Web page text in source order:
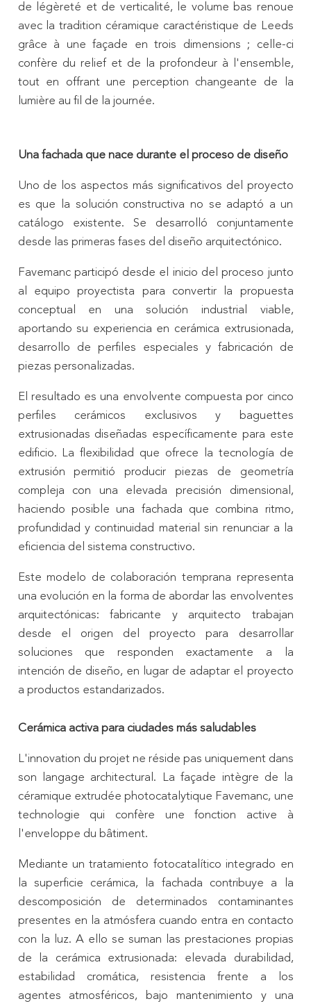
de légèreté et de verticalité, le volume bas renoue
avec la tradition céramique caractéristique de Leeds
grâce à une façade en trois dimensions ; celle-ci
confère du relief et de la profondeur à l'ensemble,
tout en offrant une perception changeante de la
lumière au fil de la journée.
Una fachada que nace durante el proceso de diseño
Uno de los aspectos más significativos del proyecto
es que la solución constructiva no se adaptó a un
catálogo existente. Se desarrolló conjuntamente
desde las primeras fases del diseño arquitectónico.
Favemanc participó desde el inicio del proceso junto
al equipo proyectista para convertir la propuesta
conceptual en una solución industrial viable,
aportando su experiencia en cerámica extrusionada,
desarrollo de perfiles especiales y fabricación de
piezas personalizadas.
El resultado es una envolvente compuesta por cinco
perfiles cerámicos exclusivos y baguettes
extrusionadas diseñadas específicamente para este
edificio. La flexibilidad que ofrece la tecnología de
extrusión permitió producir piezas de geometría
compleja con una elevada precisión dimensional,
haciendo posible una fachada que combina ritmo,
profundidad y continuidad material sin renunciar a la
eficiencia del sistema constructivo.
Este modelo de colaboración temprana representa
una evolución en la forma de abordar las envolventes
arquitectónicas: fabricante y arquitecto trabajan
desde el origen del proyecto para desarrollar
soluciones que responden exactamente a la
intención de diseño, en lugar de adaptar el proyecto
a productos estandarizados.
Cerámica activa para ciudades más saludables
L'innovation du projet ne réside pas uniquement dans
son langage architectural. La façade intègre de la
céramique extrudée photocatalytique Favemanc, une
technologie qui confère une fonction active à
l'enveloppe du bâtiment.
Mediante un tratamiento fotocatalítico integrado en
la superficie cerámica, la fachada contribuye a la
descomposición de determinados contaminantes
presentes en la atmósfera cuando entra en contacto
con la luz. A ello se suman las prestaciones propias
de la cerámica extrusionada: elevada durabilidad,
estabilidad cromática, resistencia frente a los
agentes atmosféricos, bajo mantenimiento y una